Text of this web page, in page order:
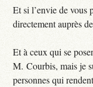
Et si l’envie de vous
directement auprès
Et à ceux qui se
M. Courbis, mais je
personnes qui